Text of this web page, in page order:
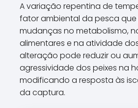
A variação repentina de
fator ambiental da pesca
mudanças no metabolismo,
alimentares e na atividade
alteração pode reduzir ou
agressividade dos peixes na
modificando a resposta às
da captura.